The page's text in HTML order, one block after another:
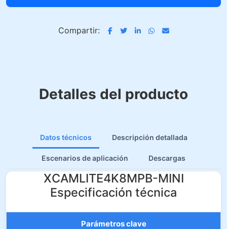
Compartir:
Detalles del producto
Datos técnicos Descripción detallada
Escenarios de aplicación Descargas
XCAMLITE4K8MPB-MINI
Especificación técnica
Parámetros clave